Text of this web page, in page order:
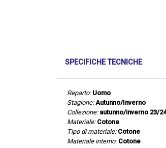
SPECIFICHE TECNICHE
Reparto: Uomo
Stagione: Autunno/Inverno
Collezione: autunno/inverno 23/24
Materiale: Cotone
Tipo di materiale: Cotone
Materiale interno: Cotone